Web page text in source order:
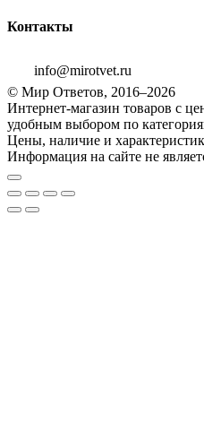
Контакты
info@mirotvet.ru
© Мир Ответов, 2016–2026
Интернет-магазин товаров с
удобным выбором по
Цены, наличие и
Информация на сайте не